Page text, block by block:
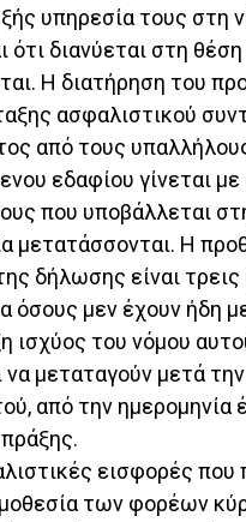
υπηρεσία τους στη
ότι διανύεται στη
Η διατήρηση του
ασφαλιστικού
από τους
εδαφίου γίνεται
που υποβάλλεται
μετατάσσονται. Η
δήλωσης είναι τρεις
όσους μεν έχουν ήδη
ισχύος του νόμου
να μεταταγούν μετά
από την ημερομηνία
εισφορές που
των φορέων